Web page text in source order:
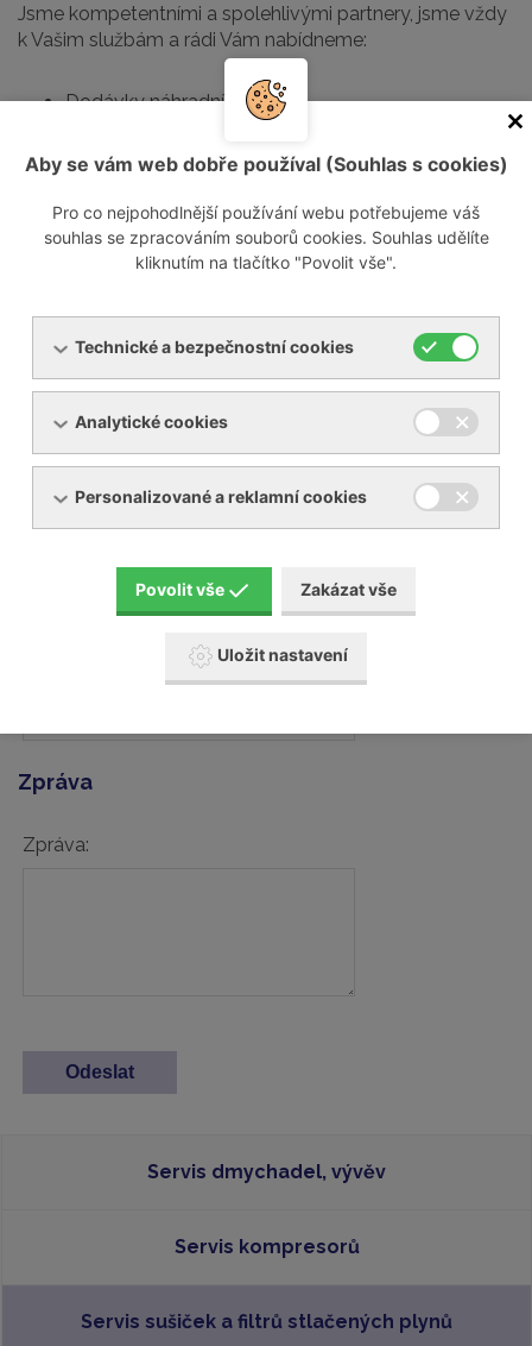
Jsme kompetentními a spolehlivými partnery, jsme vždy
k Vašim službám a rádi Vám nabídneme:
Dodávky náhradních dílů
Revize
Servisní smlouvy
Jestliže máte zájem o opravu Vašeho zařízení, můžete
vyplnit a zaslat námformulář opravy.
Kontaktujte nás
Informace o návštěvníkovi
Zpráva
Zpráva:
Servis dmychadel, vývěv
Servis kompresorů
Servis sušiček a filtrů stlačených plynů
Aby se vám web dobře používal (Souhlas s cookies)
Pro co nejpohodlnější používání webu potřebujeme váš
souhlas se zpracováním souborů cookies. Souhlas udělíte
kliknutím na tlačítko "Povolit vše".
Technické a bezpečnostní cookies
Analytické cookies
Personalizované a reklamní cookies
Povolit vše Zakázat vše
Uložit nastavení